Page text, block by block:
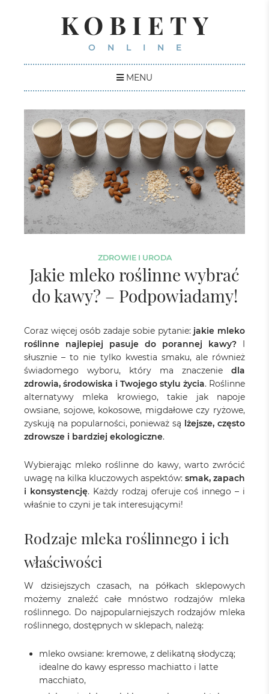
KOBIETY
ONLINE
MENU
ZDROWIE I URODA
Jakie mleko roślinne wybrać
do kawy? – Podpowiadamy!
Coraz więcej osób zadaje sobie pytanie: jakie mleko
roślinne najlepiej pasuje do porannej kawy? I
słusznie – to nie tylko kwestia smaku, ale również
świadomego wyboru, który ma znaczenie dla
zdrowia, środowiska i Twojego stylu życia. Roślinne
alternatywy mleka krowiego, takie jak napoje
owsiane, sojowe, kokosowe, migdałowe czy ryżowe,
zyskują na popularności, ponieważ są lżejsze, często
zdrowsze i bardziej ekologiczne.
Wybierając mleko roślinne do kawy, warto zwrócić
uwagę na kilka kluczowych aspektów: smak, zapach
i konsystencję. Każdy rodzaj oferuje coś innego – i
właśnie to czyni je tak interesującymi!
Rodzaje mleka roślinnego i ich
właściwości
W dzisiejszych czasach, na półkach sklepowych
możemy znaleźć całe mnóstwo rodzajów mleka
roślinnego. Do najpopularniejszych rodzajów mleka
roślinnego, dostępnych w sklepach, należą:
mleko owsiane: kremowe, z delikatną słodyczą;
idealne do kawy espresso machiatto i latte
macchiato,